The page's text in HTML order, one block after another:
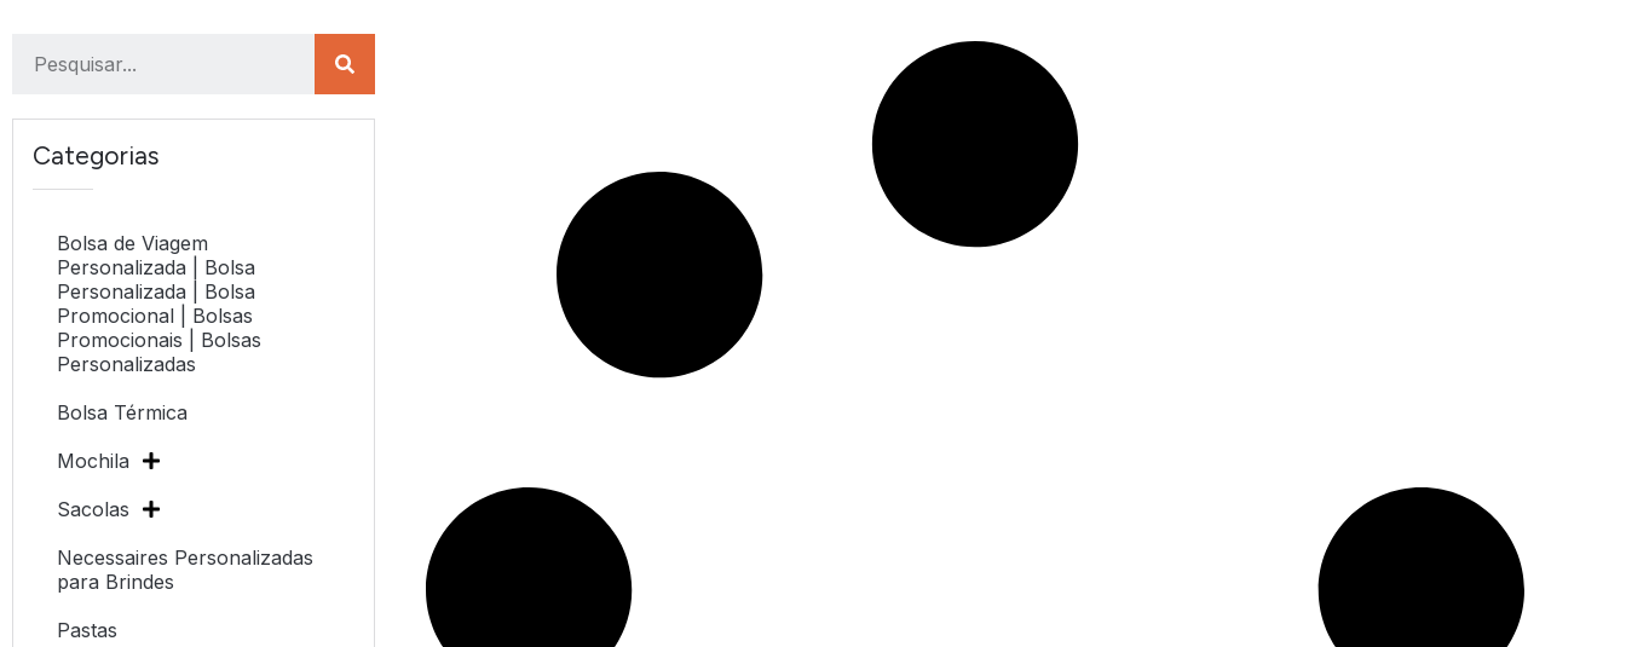
Categorias
Bolsa de Viagem
Personalizada | Bolsa
Personalizada | Bolsa
Promocional | Bolsas
Promocionais | Bolsas
Personalizadas
Bolsa Térmica
Mochila
Sacolas
Necessaires Personalizadas
para Brindes
Pastas